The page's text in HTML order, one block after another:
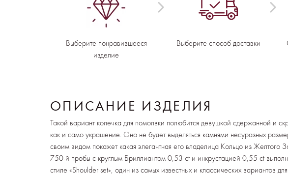
Выберите понравившееся
изделие
Выберите способ доставки
ОПИСАНИЕ ИЗДЕЛИЯ
Такой вариант колечка для помолвки полюбится девушкой сдержанной и
как и само украшение. Оно не будет выделяться камнями несуразных
своим видом покажет какая элегантная его владелица Кольцо из Желтого
750-й пробы с круглым Бриллиантом 0,53 ct и инкрустацией 0,55 ct
стиле «Shoulder set», один из самых известных и классических вариантов для